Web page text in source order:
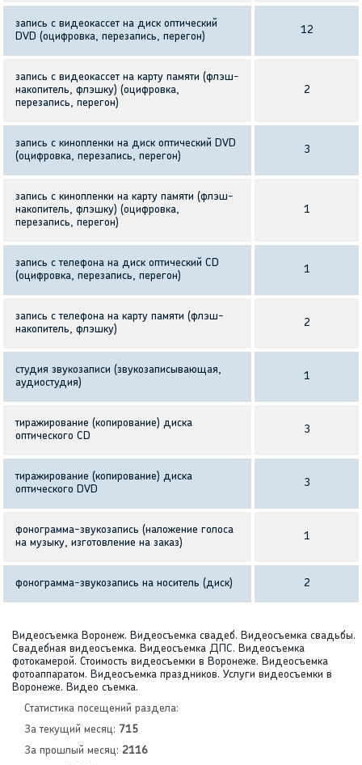
запись с видеокассет на диск оптический
DVD (оцифровка, перезапись, перегон)
12
запись с видеокассет на карту памяти (флэш-
накопитель, флэшку) (оцифровка,
перезапись, перегон)
2
запись с кинопленки на диск оптический DVD
(оцифровка, перезапись, перегон)
3
запись с кинопленки на карту памяти (флэш-
накопитель, флэшку) (оцифровка,
перезапись, перегон)
1
запись с телефона на диск оптический CD
(оцифровка, перезапись, перегон)
1
запись с телефона на карту памяти (флэш-
накопитель, флэшку)
2
студия звукозаписи (звукозаписывающая,
аудиостудия)
1
тиражирование (копирование) диска
оптического CD
3
тиражирование (копирование) диска
оптического DVD
3
фонограмма-звукозапись (наложение голоса
на музыку, изготовление на заказ)
1
фонограмма-звукозапись на носитель (диск) 2
Видеосъемка Воронеж. Видеосъемка свадеб. Видеосъемка свадьбы.
Свадебная видеосъемка. Видеосъемка ДПС. Видеосъемка
фотокамерой. Стоимость видеосъемки в Воронеже. Видеосъемка
фотоаппаратом. Видеосъемка праздников. Услуги видеосъемки в
Воронеже. Видео съемка.
Статистика посещений раздела:
За текущий месяц: 715
За прошлый месяц: 2116